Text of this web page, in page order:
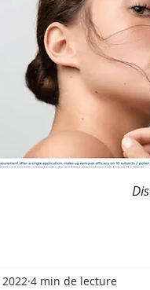
4 min de lecture